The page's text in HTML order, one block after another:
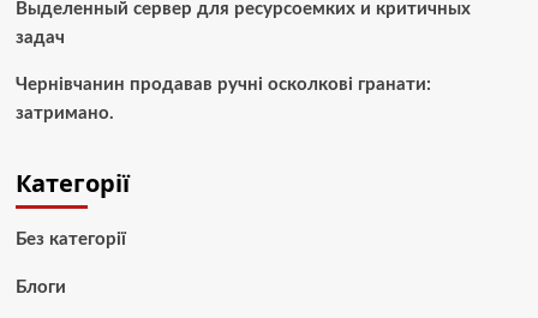
Выделенный сервер для ресурсоемких и критичных
задач
Чернівчанин продавав ручні осколкові гранати:
затримано.
Категорії
Без категорії
Блоги